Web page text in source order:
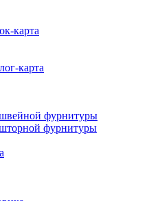
карта
карта
фурнитуры
фурнитуры